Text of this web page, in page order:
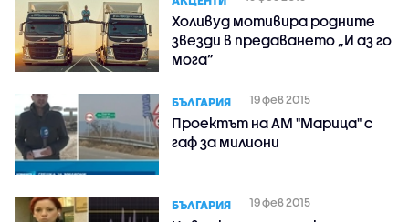
Холивуд мотивира родните
звезди в предаването „И аз го
мога”
БЪЛГАРИЯ 19 фев 2015
Проектът на АМ "Марица" с
гаф за милиони
БЪЛГАРИЯ 19 фев 2015